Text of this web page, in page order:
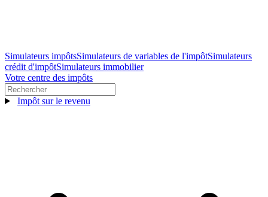
Simulateurs impôtsSimulateurs de variables de l'impôtSimulateurs
crédit d'impôtSimulateurs immobilier
Votre centre des impôts
Impôt sur le revenu